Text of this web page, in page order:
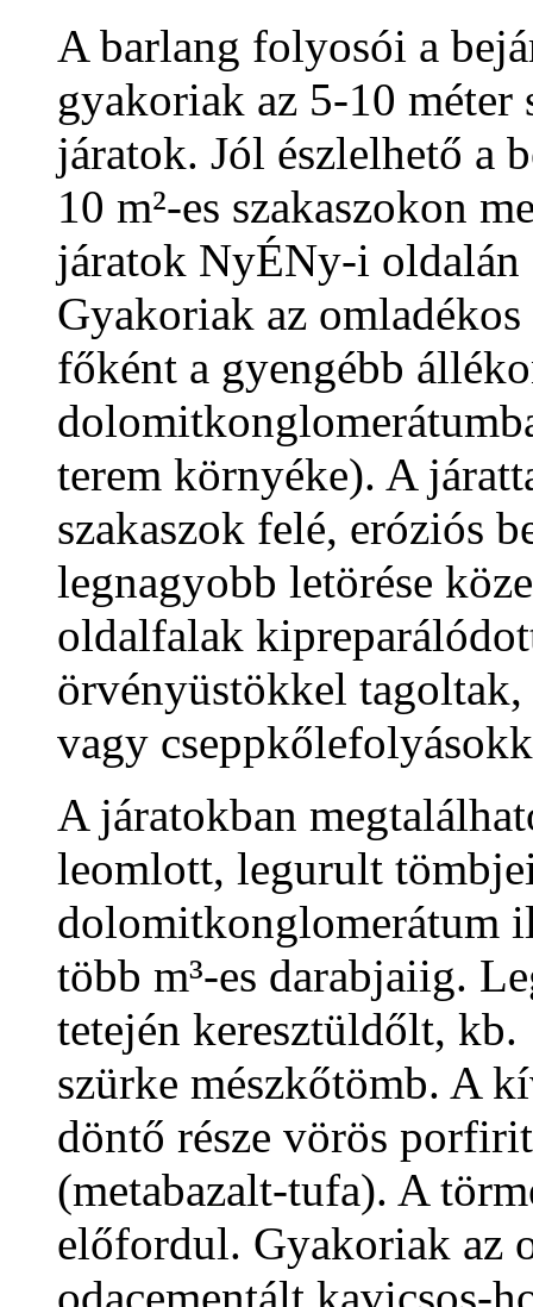
A barlang folyosói a
gyakoriak az 5-10 méter
járatok. Jól észlelhető a
10 m²-es szakaszokon
járatok NyÉNy-i
Gyakoriak az
főként a gyengébb
terem környéke). A
szakaszok felé, eróziós
legnagyobb letörése
oldalfalak
örvényüstökkel
vagy
A járatokban
leomlott, legurult
dolomitkonglomerátum
több m³-es darabjaiig.
tetején keresztüldőlt,
szürke mészkőtömb. A
döntő része vörös
(metabazalt-tufa). A
előfordul. Gyakoriak az